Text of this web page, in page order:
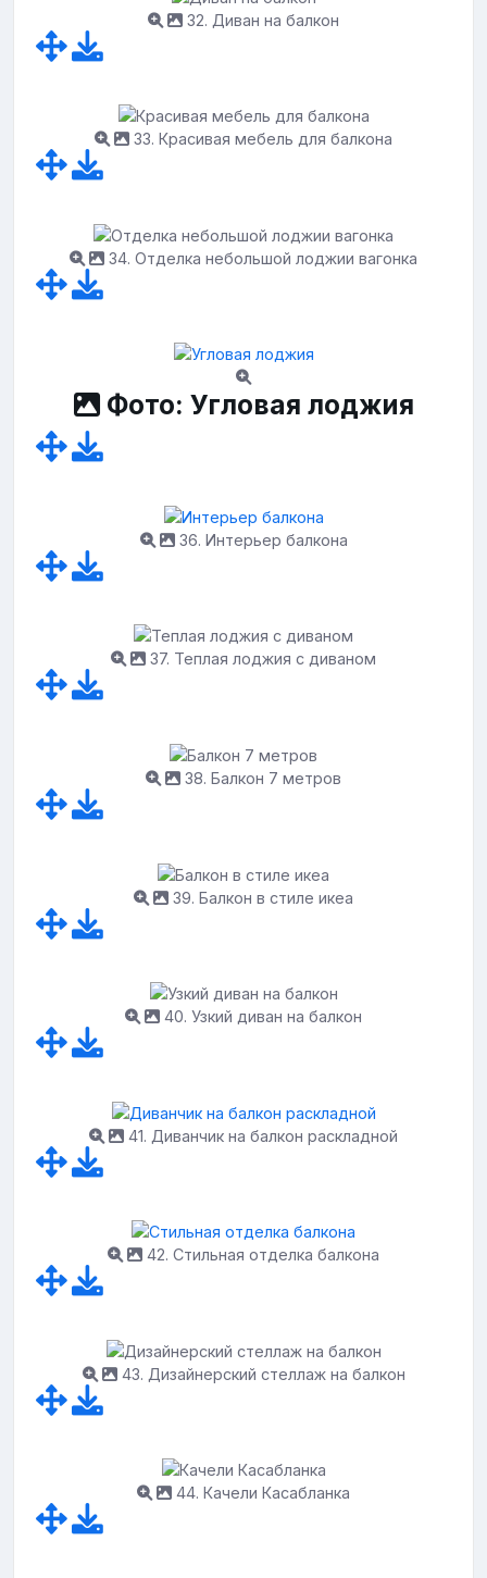
32. Диван на балкон
33. Красивая мебель для балкона
34. Отделка небольшой лоджии вагонка
Фото: Угловая лоджия
36. Интерьер балкона
37. Теплая лоджия с диваном
38. Балкон 7 метров
39. Балкон в стиле икеа
40. Узкий диван на балкон
41. Диванчик на балкон раскладной
42. Стильная отделка балкона
43. Дизайнерский стеллаж на балкон
44. Качели Касабланка